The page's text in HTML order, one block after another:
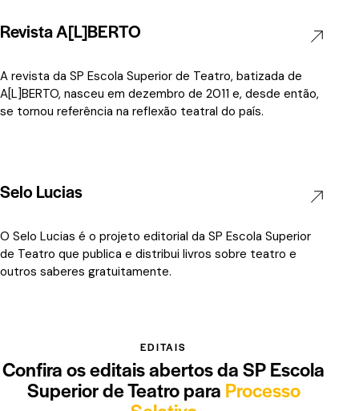
Revista A[L]BERTO
A revista da SP Escola Superior de Teatro, batizada de
A[L]BERTO, nasceu em dezembro de 2011 e, desde então,
se tornou referência na reflexão teatral do país.
Selo Lucias
O Selo Lucias é o projeto editorial da SP Escola Superior
de Teatro que publica e distribui livros sobre teatro e
outros saberes gratuitamente.
EDITAIS
Confira os editais abertos da SP Escola
Superior de Teatro para Processo